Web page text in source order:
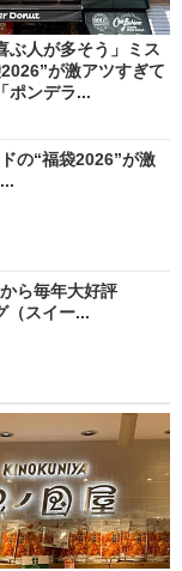
ぶ人が多そう」ミス
2026”が激アツすぎて
ンデラ...
の“福袋2026”が激
ら毎年大好評
（スイー...